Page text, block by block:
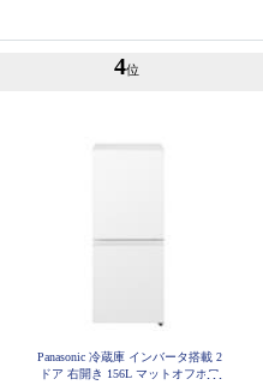
4位
Panasonic 冷蔵庫 インバータ搭載 2
ドア 右開き 156L マットオフホワ